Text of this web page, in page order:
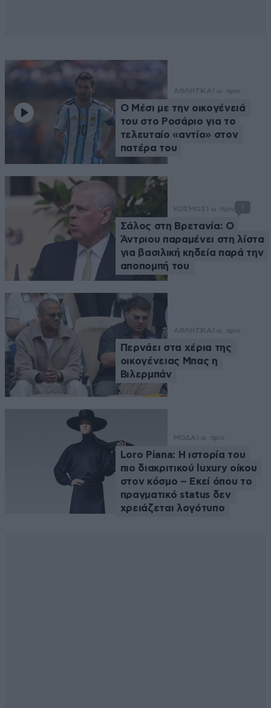
ΑΘΛΗΤΙΚΑ 1 ω. πριν
Ο Μέσι με την οικογένειά
του στο Ροσάριο για το
τελευταίο «αντίο» στον
πατέρα του
ΚΟΣΜΟΣ 1 ω. πριν 1
Σάλος στη Βρετανία: Ο
Άντριου παραμένει στη λίστα
για βασιλική κηδεία παρά την
αποπομπή του
ΑΘΛΗΤΙΚΑ 1 ω. πριν
Περνάει στα χέρια της
οικογένειας Μπας η
Βιλερμπάν
ΜΟΔΑ 1 ω. πριν
Loro Piana: Η ιστορία του
πιο διακριτικού luxury οίκου
στον κόσμο – Εκεί όπου το
πραγματικό status δεν
χρειάζεται λογότυπο